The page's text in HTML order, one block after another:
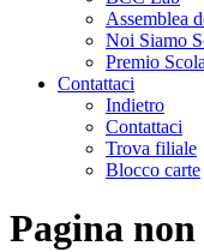
Assemblea
Noi Siamo
Premio
Contattaci
Indietro
Contattaci
Trova filiale
Blocco carte
Pagina